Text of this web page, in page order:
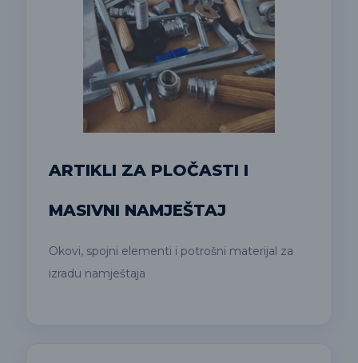
ARTIKLI ZA PLOČASTI I
MASIVNI NAMJEŠTAJ
Okovi, spojni elementi i potrošni materijal za
izradu namještaja